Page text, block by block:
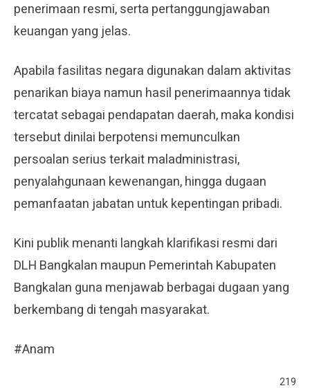
penerimaan resmi, serta pertanggungjawaban
keuangan yang jelas.
Apabila fasilitas negara digunakan dalam aktivitas
penarikan biaya namun hasil penerimaannya tidak
tercatat sebagai pendapatan daerah, maka kondisi
tersebut dinilai berpotensi memunculkan
persoalan serius terkait maladministrasi,
penyalahgunaan kewenangan, hingga dugaan
pemanfaatan jabatan untuk kepentingan pribadi.
Kini publik menanti langkah klarifikasi resmi dari
DLH Bangkalan maupun Pemerintah Kabupaten
Bangkalan guna menjawab berbagai dugaan yang
berkembang di tengah masyarakat.
#Anam
219